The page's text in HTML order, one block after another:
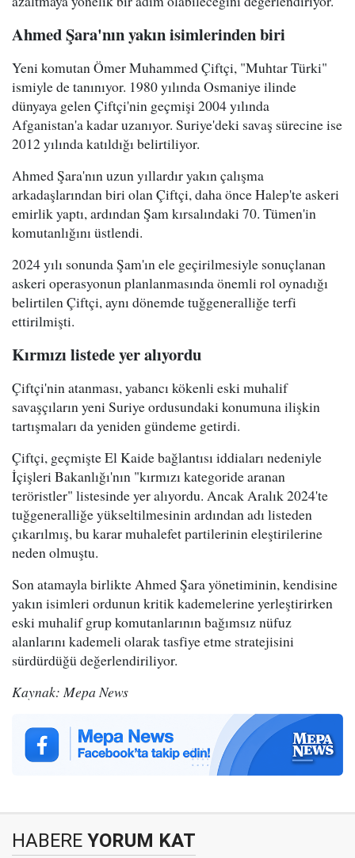
Ahmed Şara'nın yakın isimlerinden biri
Yeni komutan Ömer Muhammed Çiftçi, "Muhtar Türki"
ismiyle de tanınıyor. 1980 yılında Osmaniye ilinde
dünyaya gelen Çiftçi'nin geçmişi 2004 yılında
Afganistan'a kadar uzanıyor. Suriye'deki savaş sürecine ise
2012 yılında katıldığı belirtiliyor.
Ahmed Şara'nın uzun yıllardır yakın çalışma
arkadaşlarından biri olan Çiftçi, daha önce Halep'te askeri
emirlik yaptı, ardından Şam kırsalındaki 70. Tümen'in
komutanlığını üstlendi.
2024 yılı sonunda Şam'ın ele geçirilmesiyle sonuçlanan
askeri operasyonun planlanmasında önemli rol oynadığı
belirtilen Çiftçi, aynı dönemde tuğgeneralliğe terfi
ettirilmişti.
Kırmızı listede yer alıyordu
Çiftçi'nin atanması, yabancı kökenli eski muhalif
savaşçıların yeni Suriye ordusundaki konumuna ilişkin
tartışmaları da yeniden gündeme getirdi.
Çiftçi, geçmişte El Kaide bağlantısı iddiaları nedeniyle
İçişleri Bakanlığı'nın "kırmızı kategoride aranan
teröristler" listesinde yer alıyordu. Ancak Aralık 2024'te
tuğgeneralliğe yükseltilmesinin ardından adı listeden
çıkarılmış, bu karar muhalefet partilerinin eleştirilerine
neden olmuştu.
Son atamayla birlikte Ahmed Şara yönetiminin, kendisine
yakın isimleri ordunun kritik kademelerine yerleştirirken
eski muhalif grup komutanlarının bağımsız nüfuz
alanlarını kademeli olarak tasfiye etme stratejisini
sürdürdüğü değerlendiriliyor.
Kaynak: Mepa News
HABERE YORUM KAT